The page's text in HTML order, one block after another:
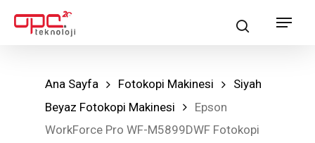
searchMenu
Ana Sayfa Fotokopi Makinesi
Siyah
Beyaz Fotokopi Makinesi
Epson
WorkForce Pro WF-M5899DWF Fotokopi